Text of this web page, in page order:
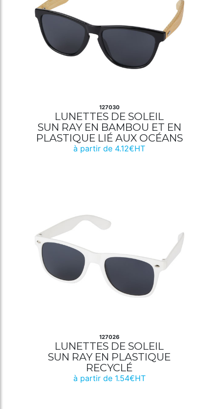
127030
LUNETTES DE SOLEIL
SUN RAY EN BAMBOU ET EN
PLASTIQUE LIÉ AUX OCÉANS
à partir de 4.12€HT
127026
LUNETTES DE SOLEIL
SUN RAY EN PLASTIQUE
RECYCLÉ
à partir de 1.54€HT